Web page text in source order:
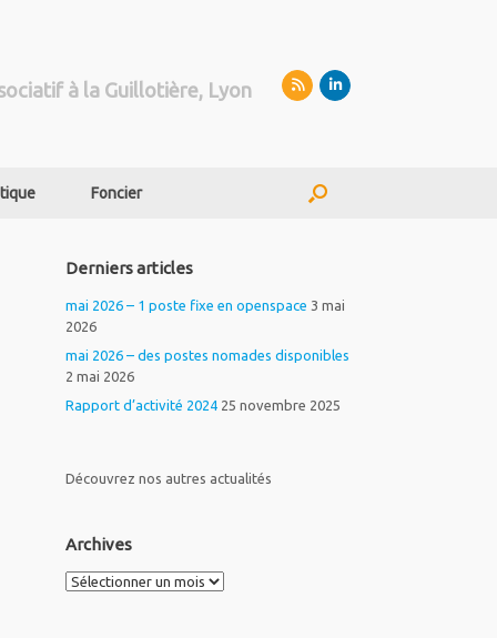
à la Guillotière, Lyon
Foncier
Derniers articles
mai 2026 – 1 poste fixe en openspace 3 mai
2026
mai 2026 – des postes nomades disponibles
2 mai 2026
Rapport d’activité 2024 25 novembre 2025
Découvrez nos autres actualités
Archives
Archives